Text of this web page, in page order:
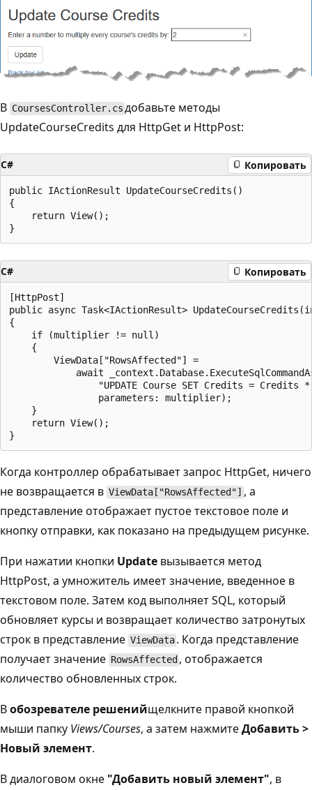
В CoursesController.cs добавьте методы
UpdateCourseCredits для HttpGet и HttpPost:
C# Копировать
public IActionResult UpdateCourseCredits()
{
    return View();
C# Копировать
[HttpPost]
public async Task<IActionResult>
{
    if (multiplier != null)
    {
        ViewData["RowsAffected"] =
await
"UPDATE Course SET Credits = Credits
                parameters: multiplier);
    }
    return View();
Когда контроллер обрабатывает запрос HttpGet, ничего
не возвращается в ViewData["RowsAffected"] , а
представление отображает пустое текстовое поле и
кнопку отправки, как показано на предыдущем рисунке.
При нажатии кнопки Update вызывается метод
HttpPost, а умножитель имеет значение, введенное в
текстовом поле. Затем код выполняет SQL, который
обновляет курсы и возвращает количество затронутых
строк в представление ViewData . Когда представление
получает значение RowsAffected , отображается
количество обновленных строк.
Вобозревателе решенийщелкните правой кнопкой
мыши папку Views/Courses, а затем нажмитеДобавить >
Новый элемент.
В диалоговом окне "Добавить новый элемент", в